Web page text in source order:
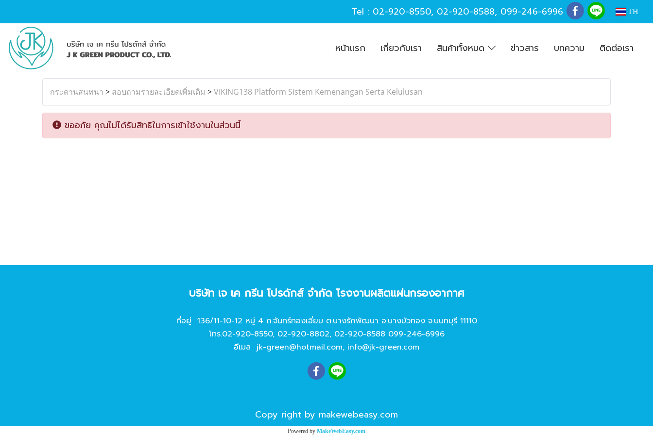
Tel : 02-920-8550, 02-920-8588, 099-246-6996 TH
หน้าแรก เกี่ยวกับเรา สินค้าทั้งหมด ข่าวสาร บทความ ติดต่อเรา
กระดานสนทนา > สอบถามรายละเอียดเพิ่มเติม >VIKING138 Platform Sistem Kemenangan Serta Kelulusan
ขออภัย คุณไม่ได้รับสิทธิในการเข้าใช้งานในส่วนนี้
บริษัท เจ เค กรีน โปรดักส์ จํากัด โรงงานผลิตแผ่นกรองอากาศ
ที่อยู่ 136/11-10-12 หมู่ 4 ถ.จันทร์ทองเอี่ยม ต.บางรักพัฒนา อ.บางบัวทอง จ.นนทบุรี 11110
โทร.02-920-8550, 02-920-8802, 02-920-8588 099-246-6996
อีเมล jk-green@hotmail.com, info@jk-green.com
Copy right by makewebeasy.com
Powered by MakeWebEasy.com